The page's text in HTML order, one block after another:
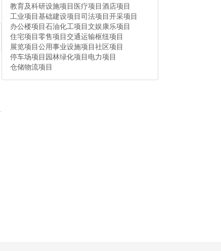
教育及科研设施项目医疗项目酒店项目
工业项目基础建设项目司法项目开采项目
办公楼项目石油化工项目文娱康乐项目
住宅项目零售项目交通运输枢纽项目
展览项目公用事业设施项目社区项目
停车场项目园林绿化项目电力项目
仓储物流项目